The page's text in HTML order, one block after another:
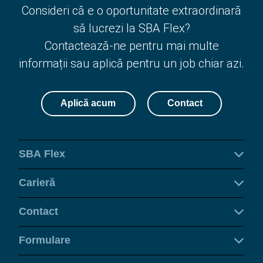
Consideri că e o oportunitate extraordinară
să lucrezi la SBA Flex?
Contactează-ne pentru mai multe
informații sau aplică pentru un job chiar azi.
Aplică acum Contact
SBA Flex
Carieră
Contact
Formulare